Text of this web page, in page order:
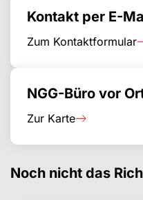
Kontakt per E-
Zum Kontaktformular
NGG-Büro vor
Zur Karte
Noch nicht das